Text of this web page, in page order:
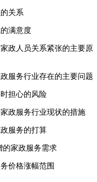
关系
满意度
政人员关系紧张的主要原
服务行业存在的主要问题
担心的风险
政服务行业现状的措施
服务的打算
的家政服务需求
价格涨幅范围